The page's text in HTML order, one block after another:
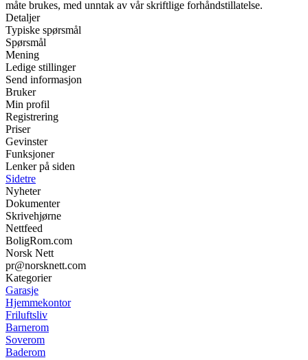
måte brukes, med unntak av vår skriftlige forhåndstillatelse.
Detaljer
Typiske spørsmål
Spørsmål
Mening
Ledige stillinger
Send informasjon
Bruker
Min profil
Registrering
Priser
Gevinster
Funksjoner
Lenker på siden
Sidetre
Nyheter
Dokumenter
Skrivehjørne
Nettfeed
BoligRom.com
Norsk Nett
pr@norsknett.com
Kategorier
Garasje
Hjemmekontor
Friluftsliv
Barnerom
Soverom
Baderom